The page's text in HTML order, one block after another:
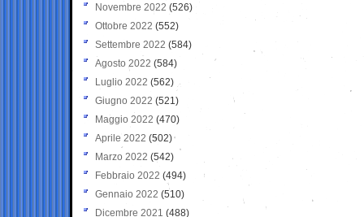
Novembre 2022 (526)
Ottobre 2022 (552)
Settembre 2022 (584)
Agosto 2022 (584)
Luglio 2022 (562)
Giugno 2022 (521)
Maggio 2022 (470)
Aprile 2022 (502)
Marzo 2022 (542)
Febbraio 2022 (494)
Gennaio 2022 (510)
Dicembre 2021 (488)